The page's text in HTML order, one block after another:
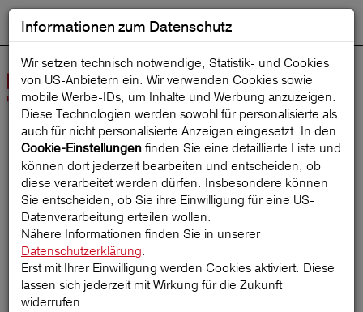
Suche starten
Startseite ReiseMagazin
Mit einer
Mittelohrentzündung ins
Flugzeug? Schlechte Idee!
Informationen zum Datenschutz
Wir setzen technisch notwendige, Statistik- und Cookies
von US-Anbietern ein. Wir verwenden Cookies sowie
mobile Werbe‑IDs, um Inhalte und Werbung anzuzeigen.
Diese Technologien werden sowohl für personalisierte als
auch für nicht personalisierte Anzeigen eingesetzt. In den
Cookie-Einstellungen finden Sie eine detaillierte Liste und
können dort jederzeit bearbeiten und entscheiden, ob
diese verarbeitet werden dürfen. Insbesondere können
Sie entscheiden, ob Sie ihre Einwilligung für eine US-
Datenverarbeitung erteilen wollen.
Nähere Informationen finden Sie in unserer
Datenschutzerklärung.
Erst mit Ihrer Einwilligung werden Cookies aktiviert. Diese
lassen sich jederzeit mit Wirkung für die Zukunft
widerrufen.